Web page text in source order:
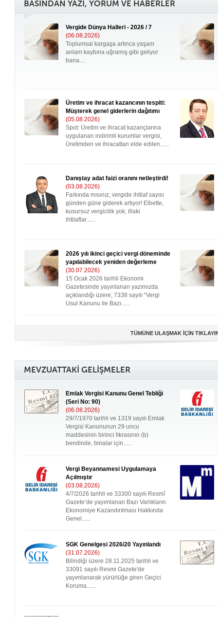
BASINDAN YAZI, YORUM VE HABERLER
Vergide Dünya Halleri - 2026 / 7
(06.08.2026)
Toplumsal kargaşa artınca yaşam
anlam kaybına uğramış gibi geliyor
bana....
Üretim ve ihracat kazancının tespiti:
Müşterek genel giderlerin dağıtımı
(05.08.2026)
Spot: Üretim ve ihracat kazançlarına
uygulanan indirimli kurumlar vergisi,
Üretimden ve ihracattan elde edilen......
Danıştay adat faizi oranını netleştirdi!
(03.08.2026)
Farkında mısınız, vergide ihtilaf sayısı
günden güne giderek artıyor! Elbette,
kusursuz vergicilik yok, illaki
ihtilaflar......
2026 yılı ikinci geçici vergi döneminde
yapılabilecek yeniden değerleme
(30.07.2026)
15 Ocak 2026 tarihli Ekonomi
Gazetesinde yayınlanan yazımızda
açıklandığı üzere; 7338 sayılı “Vergi
Usul Kanunu ile Bazı......
TÜMÜNE ULAŞMAK İÇİN
MEVZUATTAKİ GELİŞMELER
Emlak Vergisi Kanunu Genel Tebliği
(Seri No: 90)
(06.08.2026)
29/7/1970 tarihli ve 1319 sayılı Emlak
Vergisi Kanununun 29 uncu
maddesinin birinci fıkrasının (b)
bendinde, binalar için......
Vergi Beyannamesi Uygulamaya
Açılmıştır
(03.08.2026)
4/7/2026 tarihli ve 33300 sayılı Resmî
Gazete’de yayımlanan Bazı Varlıkların
Ekonomiye Kazandırılması Hakkında
Genel......
SGK Genelgesi 2026/20 Yayınlandı
(31.07.2026)
Bilindiği üzere 28.11.2025 tarihli ve
33091 sayılı Resmi Gazete'de
yayımlanarak yürürlüğe giren Geçici
Koruma......